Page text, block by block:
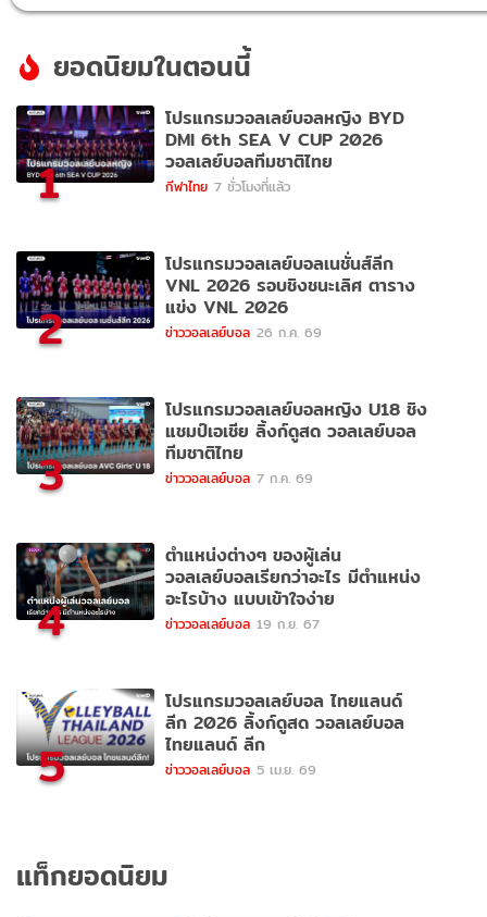
ยอดนิยมในตอนนี้
1
โปรแกรมวอลเลย์บอลหญิง BYD
DMI 6th SEA V CUP 2026
วอลเลย์บอลทีมชาติไทย
กีฬาไทย 7 ชั่วโมงที่แล้ว
2
โปรแกรมวอลเลย์บอลเนชั่นส์ลีก
VNL 2026 รอบชิงชนะเลิศ ตาราง
แข่ง VNL 2026
ข่าววอลเลย์บอล 26 ก.ค. 69
3
โปรแกรมวอลเลย์บอลหญิง U18 ชิง
แชมป์เอเชีย ลิ้งก์ดูสด วอลเลย์บอล
ทีมชาติไทย
ข่าววอลเลย์บอล 7 ก.ค. 69
4
ตำแหน่งต่างๆ ของผู้เล่น
วอลเลย์บอลเรียกว่าอะไร มีตำแหน่ง
อะไรบ้าง แบบเข้าใจง่าย
ข่าววอลเลย์บอล 19 ก.ย. 67
5
โปรแกรมวอลเลย์บอล ไทยแลนด์
ลีก 2026 ลิ้งก์ดูสด วอลเลย์บอล
ไทยแลนด์ ลีก
ข่าววอลเลย์บอล 5 เม.ย. 69
แท็กยอดนิยม